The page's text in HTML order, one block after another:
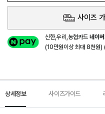
사이즈
신한,우리,농협카드네이
(10만원이상 최대 8천
상세정보 사이즈가이드